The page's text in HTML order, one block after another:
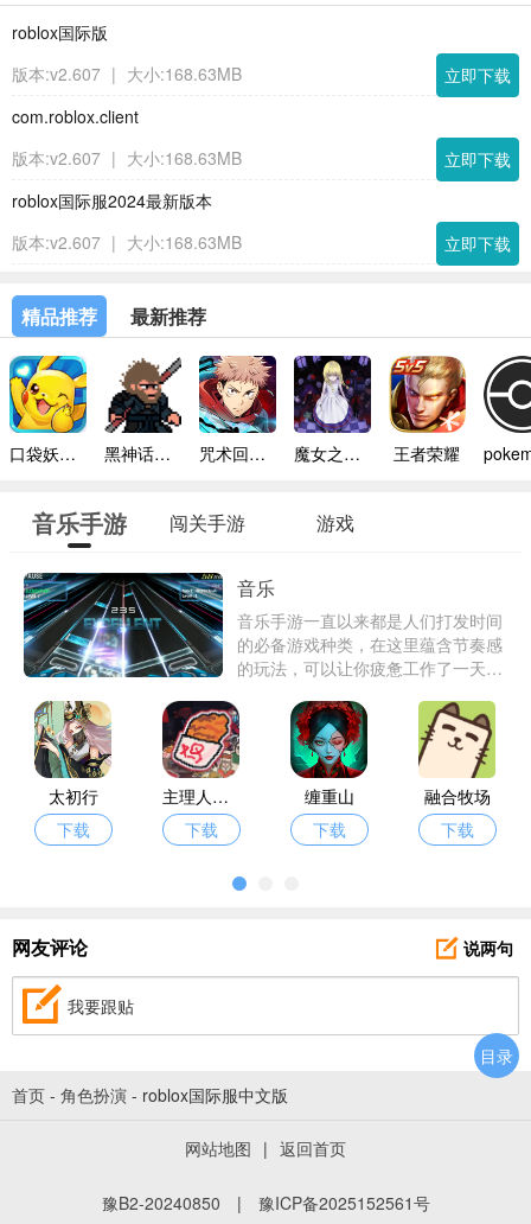
roblox国际版
版本:v2.607 | 大小:168.63MB
立即下载
com.roblox.client
版本:v2.607 | 大小:168.63MB
立即下载
roblox国际服2024最新版本
版本:v2.607 | 大小:168.63MB 立即下载
精品推荐 最新推荐
口袋妖怪模拟器手机版 黑神话悟空像素版内置菜单 咒术回战幻影巡游台服 魔女之家手机版 王者荣耀
音乐手游 闯关手游 游戏
音乐
音乐手游一直以来都是人们打发时间
的必备游戏种类，在这里蕴含节奏感
的玩法，可以让你疲惫工作了一天的
玩的手机音乐游戏呢？为了解决大家
心头之惑，爱东东手游这边特意带来
了一批音乐游戏供君从中挑选。
太初行
下载
主理人大战食客
下载
缠重山
下载
融合牧场
下载
网友评论 说两句
我要跟贴
首页 - 角色扮演 - roblox国际服中文版
网站地图 | 返回首页
豫B2-20240850 | 豫ICP备2025152561号
目录